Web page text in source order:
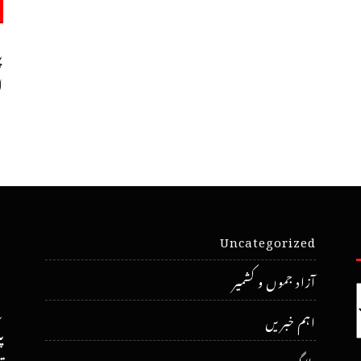
Uncategorized
آزاد جموں و کشمیر
اہم خبریں